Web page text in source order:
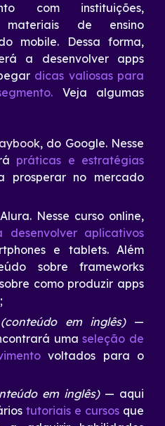
com instituições,
materiais de ensino
mobile. Dessa forma,
a desenvolver apps
dicas valiosas para
Veja algumas
, do Google. Nesse
práticas e estratégias
prosperar no mercado
Nesse curso online,
desenvolver aplicativos
e tablets. Além
sobre frameworks
como produzir apps
(conteúdo em inglês)—
umaseleção de
voltados para o
em inglês)— aqui
tutoriais e cursos que